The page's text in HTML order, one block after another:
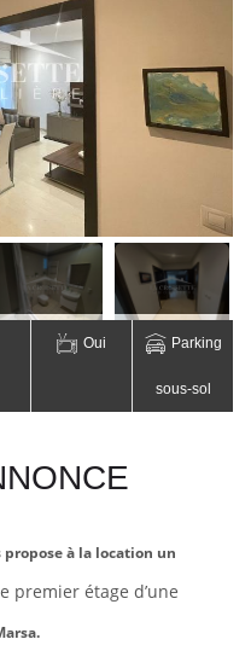
Oui Parking
sous-sol
à la location un
premier étage d’une